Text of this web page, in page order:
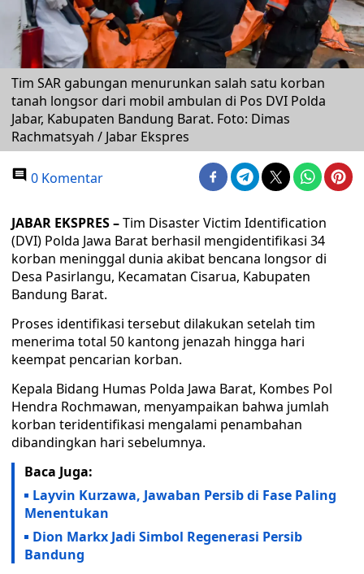
Tim SAR gabungan menurunkan salah satu korban
tanah longsor dari mobil ambulan di Pos DVI Polda
Jabar, Kabupaten Bandung Barat. Foto: Dimas
Rachmatsyah / Jabar Ekspres
0 Komentar
JABAR EKSPRES –Tim Disaster Victim Identification
(DVI) Polda Jawa Barat berhasil mengidentifikasi 34
korban meninggal dunia akibat bencana longsor di
Desa Pasirlangu, Kecamatan Cisarua, Kabupaten
Bandung Barat.
Proses identifikasi tersebut dilakukan setelah tim
menerima total 50 kantong jenazah hingga hari
keempat pencarian korban.
Kepala Bidang Humas Polda Jawa Barat, Kombes Pol
Hendra Rochmawan, menyampaikan bahwa jumlah
korban teridentifikasi mengalami penambahan
dibandingkan hari sebelumnya.
Baca Juga:
Layvin Kurzawa, Jawaban Persib di Fase Paling
Menentukan
Dion Markx Jadi Simbol Regenerasi Persib
Bandung